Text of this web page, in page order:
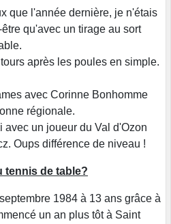
que l'année dernière, je n'étais
qu'avec un tirage au sort
après les poules en simple.
avec Corinne Bonhomme
régionale.
avec un joueur du Val d'Ozon
Oups différence de niveau !
tennis de table?
1984 à 13 ans grâce à
un an plus tôt à Saint